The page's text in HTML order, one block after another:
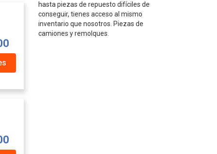
hasta piezas de repuesto difíciles de
conseguir, tienes acceso al mismo
inventario que nosotros. Piezas de
camiones y remolques.